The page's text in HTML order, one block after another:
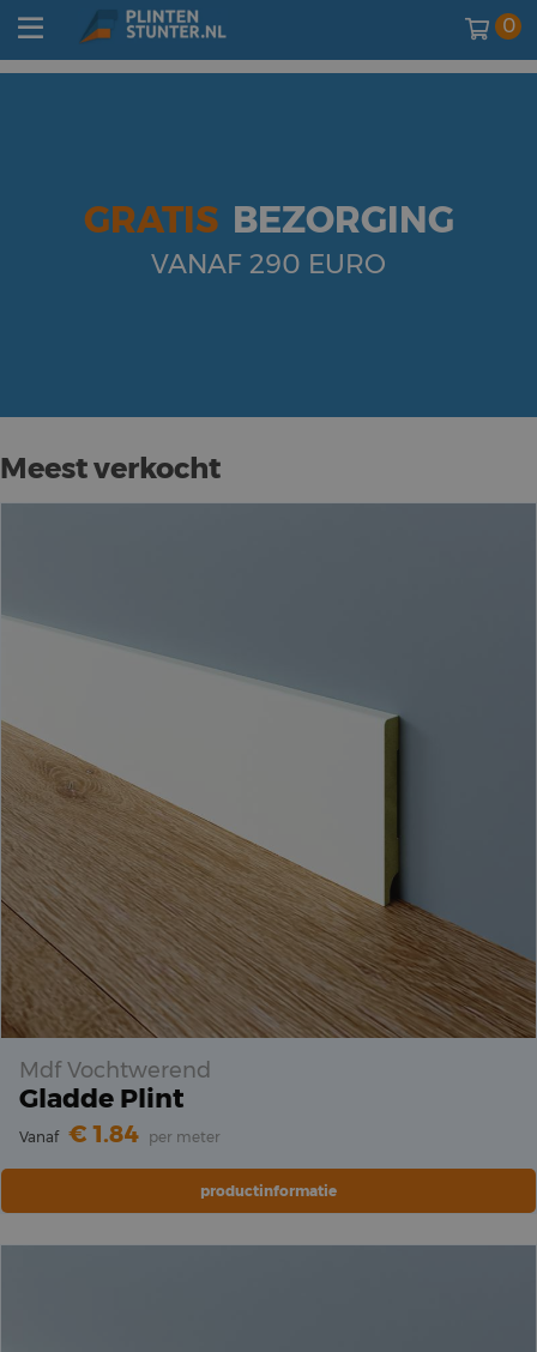
0
GRATIS BEZORGING
VANAF 290 EURO
Meest verkocht
Mdf Vochtwerend
Gladde Plint
Vanaf 1.84 per meter
productinformatie